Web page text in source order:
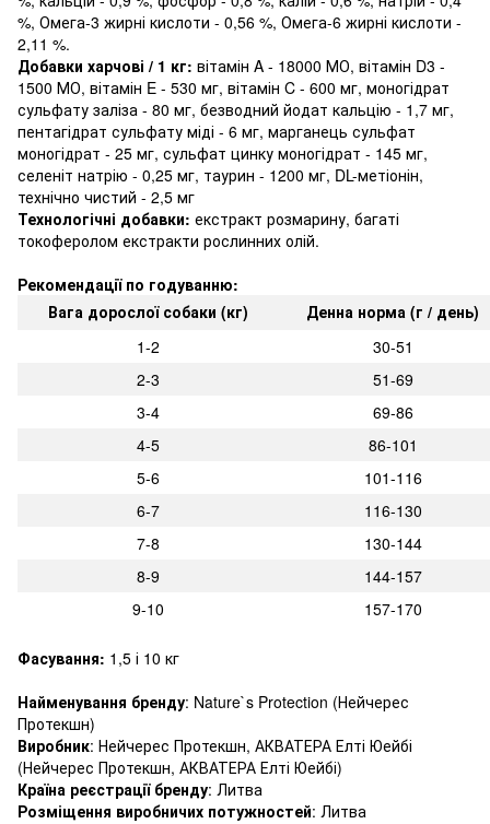
%, Омега-3 жирні кислоти - 0,56 %, Омега-6 жирні кислоти -
2,11 %.
Добавки харчові / 1 кг: вітамін A - 18000 МО, вітамін D3 -
1500 МО, вітамін E - 530 мг, вітамін C - 600 мг, моногідрат
сульфату заліза - 80 мг, безводний йодат кальцію - 1,7 мг,
пентагідрат сульфату міді - 6 мг, марганець сульфат
моногідрат - 25 мг, сульфат цинку моногідрат - 145 мг,
селеніт натрію - 0,25 мг, таурин - 1200 мг, DL-метіонін,
технічно чистий - 2,5 мг
Технологічні добавки: екстракт розмарину, багаті
токоферолом екстракти рослинних олій.
Рекомендації по годуванню:
Вага дорослої собаки (кг)
Денна норма (г / день)
1-2
30-51
2-3
51-69
3-4
69-86
4-5
86-101
5-6
101-116
6-7
116-130
7-8
130-144
8-9
144-157
9-10
157-170
Фасування: 1,5 і 10 кг
Найменування бренду: Nature`s Protection (Нейчерес
Протекшн)
Виробник: Нейчерес Протекшн, АКВАТЕРА Елті Юейбі
(Нейчерес Протекшн, АКВАТЕРА Елті Юейбі)
Країна реєстрації бренду: Литва
Розміщення виробничих потужностей: Литва